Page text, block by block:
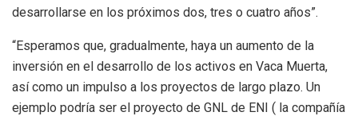
desarrollarse en los próximos dos, tres o cuatro años”.
“Esperamos que, gradualmente, haya un aumento de la
inversión en el desarrollo de los activos en Vaca Muerta,
así como un impulso a los proyectos de largo plazo. Un
ejemplo podría ser el proyecto de GNL de ENI ( la compañía